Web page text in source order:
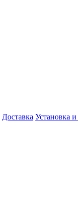
Доставка Установка